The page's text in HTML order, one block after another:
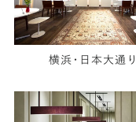
横浜・日本大通り